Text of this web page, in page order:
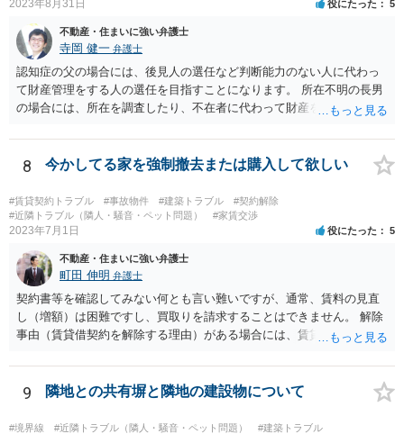
2023年8月31日 役にたった 5
不動産・住まいに強い弁護士
寺岡 健一 弁護士
認知症の父の場合には、後見人の選任など判断能力のない人に代わっ
て財産管理をする人の選任を目指すことになります。 所在不明の長男
の場合には、所在を調査したり、不在者に代わって財産を管理する人
8 今かしてる家を強制撤去または購入して欲しい
#賃貸契約トラブル #事故物件 #建築トラブル
#契約解除
#近隣トラブル（隣人・騒音・ペット問題）
#家賃交渉
2023年7月1日 役にたった 5
不動産・住まいに強い弁護士
町田 伸明 弁護士
契約書等を確認してみない何とも言い難いですが、通常、賃料の見直
し（増額）は困難ですし、買取りを請求することはできません。 解除
事由（賃貸借契約を解除する理由）がある場合には、賃貸借契約を解
めることができる状況であれば、事実上、賃料の見直し（増額）や買
取りの交渉をすることもあり得るでしょう。 反対に、明け渡しを求め
ることが難しいのであれば、賃料の見直し（増額）や買取りの交渉も
困難とならざるを得ないでしょう。 いずれにしても、（強制的な）明
9 隣地との共有塀と隣地の建設物について
#境界線 #近隣トラブル（隣人・騒音・ペット問題） #建築トラブル